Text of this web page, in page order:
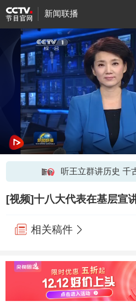
新闻联播
听王立群讲历史 千
[视频]十八大代表在基层宣
相关稿件